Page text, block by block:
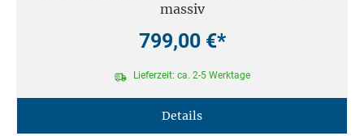
massiv
799,00 €*
Lieferzeit: ca. 2-5 Werktage
Details